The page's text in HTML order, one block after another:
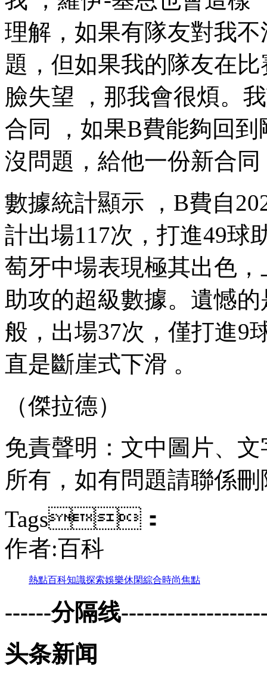
理解，如果有隊友對我
題，但如果我的隊友在比
臉失望 ，那我會很煩
合同 ，如果B費能夠回
沒問題 ，給他一份新合同
數據統計顯示 ，B費自
計出場117次，打進49球
萄牙中場表現極其出色
助攻的超級數據 。遺
般，出場37次，僅打進9
直是斷崖式下滑 。
（傑拉德）
免責聲明：文中圖片
所有，如有問題請聯係刪除
Tags：
作者:百科
熱點百科知識探索娛樂休閑綜合時尚焦點
------分隔线
头条新闻